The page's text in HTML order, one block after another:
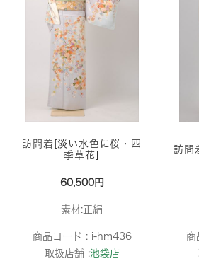
訪問着[淡い水色に桜・四
季草花]
60,500円
素材:正絹
商品コード : i-hm436
取扱店舗 :池袋店
訪問
商